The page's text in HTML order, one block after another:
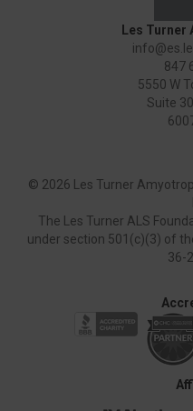
Les Turner
847
5550 W
Suite
© 2026 Les Turner
The Les Turner ALS
under section 501(c)(3) of
36-